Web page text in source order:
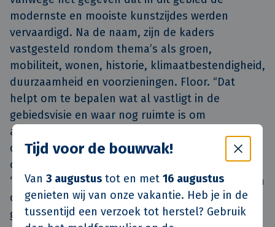
Tijd voor de bouwvak!
Van 3 augustus tot en met 16 augustus
genieten wij van onze vakantie. Heb je in de
tussentijd een verzoek tot herstel? Gebruik
modernste en mooiste kunstzijdes werden
vervaardigd. Na de naam, zijn de kaders
vastgesteld rondom thema’s als groen,
mobiliteit, wonen, historie, klimaatbestendigheid,
duurzaamheid en voorzieningen. Floor. “Dat
helpt om te bepalen wat al vastligt in de
gebiedsvisie en waar nog ruimte is om
aandachtspunten en ideeën aan te dragen.” Met
die informatie zijn de gemeente, het
ontwerpteam en Van de Klok de buurt ingegaan.
“Op verschillende momenten hebben we mensen
online en offline uitgenodigd om hun mening te
geven. Met het ontwerpteam hebben we een